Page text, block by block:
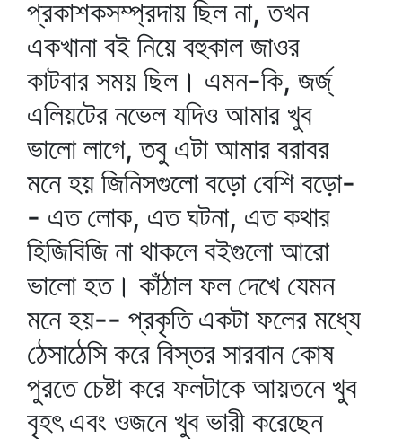
প্রকাশকসম্প্রদায় ছিল না, তখন
একখানা বই নিয়ে বহুকাল জাওর
কাটবার সময় ছিল। এমন-কি, জর্জ্‌
এলিয়টের নভেল যদিও আমার খুব
ভালো লাগে, তবু এটা আমার বরাবর
মনে হয় জিনিসগুলো বড়ো বেশি বড়ো-
- এত লোক, এত ঘটনা, এত কথার
হিজিবিজি না থাকলে বইগুলো আরো
ভালো হত। কাঁঠাল ফল দেখে যেমন
মনে হয়-- প্রকৃতি একটা ফলের মধ্যে
ঠেসাঠেসি করে বিস্তর সারবান কোষ
পুরতে চেষ্টা করে ফলটাকে আয়তনে খুব
বৃহৎ এবং ওজনে খুব ভারী করেছেন